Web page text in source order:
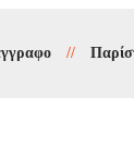
// Παρίστανε τον